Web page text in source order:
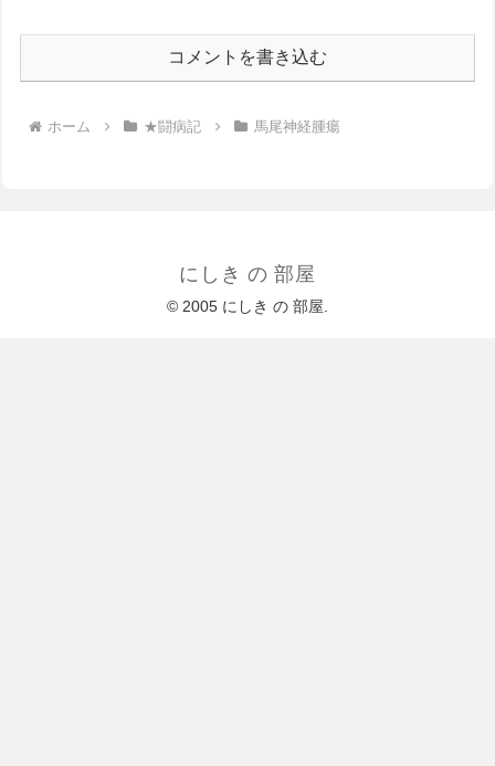
コメントを書き込む
ホーム ★闘病記 馬尾神経腫瘍
にしき の 部屋
© 2005 にしき の 部屋.